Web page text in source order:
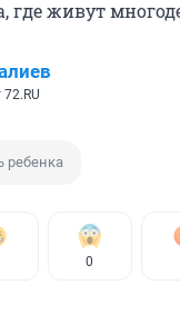
где живут
ребенка
0